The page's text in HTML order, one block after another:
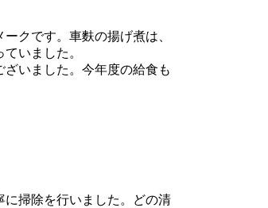
クです。車麩の揚げ煮は、
いました。
いました。今年度の給食も
掃除を行いました。どの清